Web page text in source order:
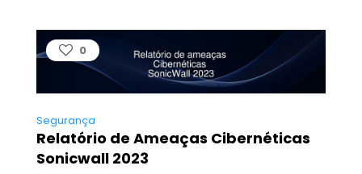
0
Segurança
Relatório de Ameaças Cibernéticas
Sonicwall 2023